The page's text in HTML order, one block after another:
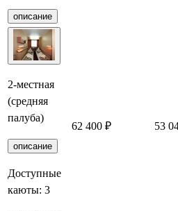
описание
2-местная
(средняя
палуба)
описание
Доступные
каюты: 3
62 400 ₽ 53